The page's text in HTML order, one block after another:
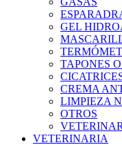
GEL
TAPONES
CREMA
LIMPIEZA
OTROS
VETERINARIA